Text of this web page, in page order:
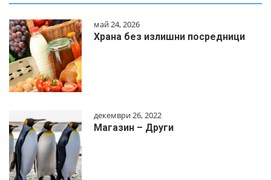
май 24, 2026
Храна без излишни посредници
декември 26, 2022
Магазин – Други